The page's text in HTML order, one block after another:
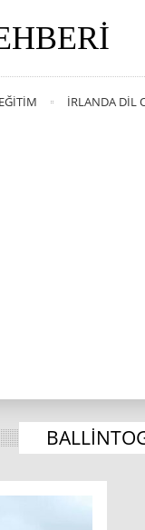
İRLANDA DIL